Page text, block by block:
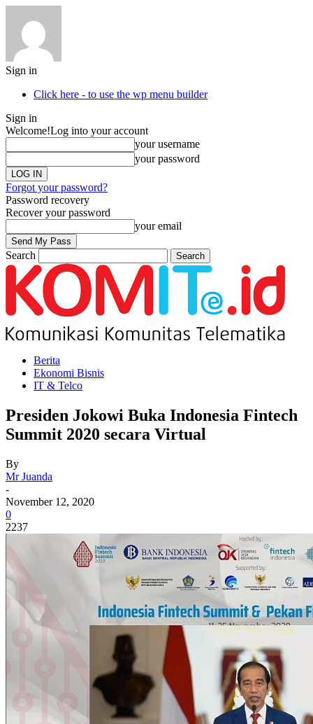
Sign in
Click here - to use the wp menu builder
Sign in
Welcome!Log into your account
your username
your password
Forgot your password?
Password recovery
Recover your password
your email
Search
Berita
Ekonomi Bisnis
IT & Telco
Presiden Jokowi Buka Indonesia Fintech
Summit 2020 secara Virtual
By
Mr Juanda
-
November 12, 2020
0
2237